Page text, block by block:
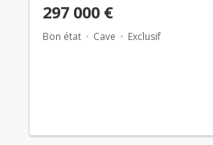
297 000 €
Bon état Cave Exclusif